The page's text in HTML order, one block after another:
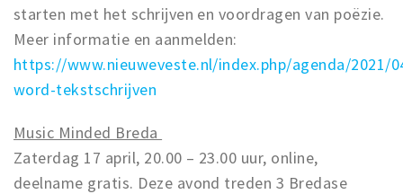
starten met het schrijven en voordragen van poëzie.
Meer informatie en aanmelden:
https://www.nieuweveste.nl/index.php/agenda/2021/
word-tekstschrijven
Music Minded Breda
Zaterdag 17 april, 20.00 – 23.00 uur, online,
deelname gratis. Deze avond treden 3 Bredase